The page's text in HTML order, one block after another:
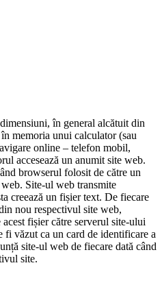
în general alcătuit din
memoria unui calculator (sau
online – telefon mobil,
accesează un anumit site web.
browserul folosit de către un
Site-ul web transmite
creează un fișier text. De fiecare
nou respectivul site web,
fișier către serverul site-ului
văzut ca un card de identificare a
site-ul web de fiecare dată când
site.